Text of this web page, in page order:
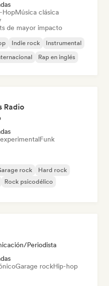
HopMúsica clásica
de mayor impacto
Indie rock
Instrumental
Rap en inglés
Radio
Funk
rock
Hard rock
Rock psicodélico
Periodista
Garage rockHip-hop